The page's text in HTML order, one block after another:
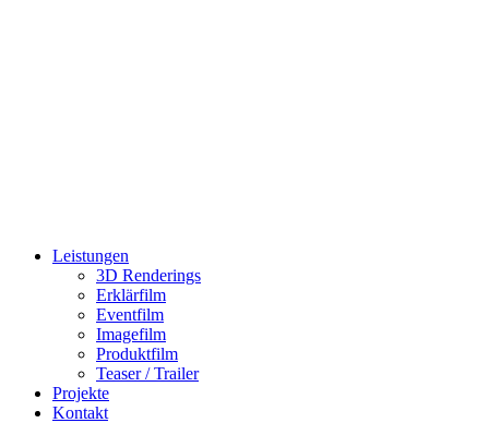
Leistungen
3D Renderings
Erklärfilm
Eventfilm
Imagefilm
Produktfilm
Teaser / Trailer
Projekte
Kontakt